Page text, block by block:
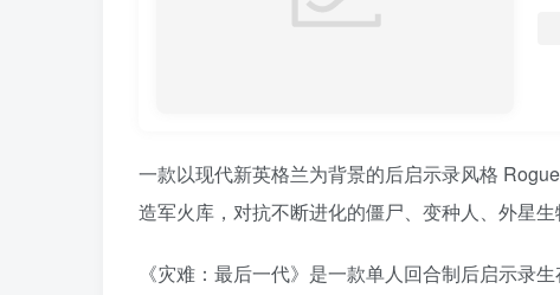
一款以现代新英格兰为背景的后启示录风格
造军火库，对抗不断进化的僵尸、变种人、外星生
《灾难：最后一代》是一款单人回合制后启示录